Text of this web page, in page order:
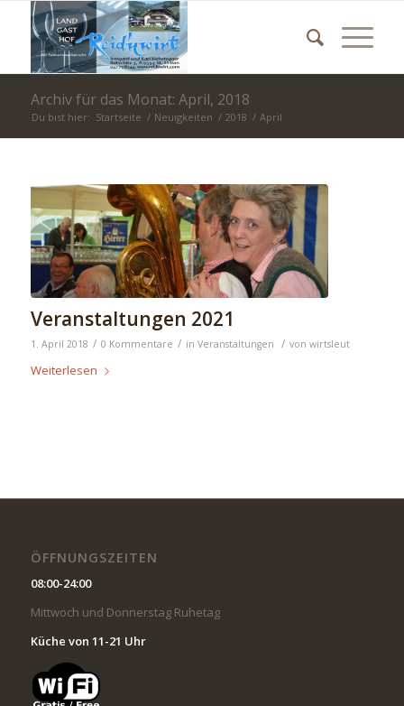
Archiv für das Monat: April, 2018
Du bist hier: Startseite / Neuigkeiten / 2018 / April
Veranstaltungen 2021
1. April 2018 / 0 Kommentare / in Veranstaltungen / von wirtsleut
Weiterlesen
ÖFFNUNGSZEITEN
08:00-24:00
Mittwoch und Donnerstag Ruhetag
Küche von 11-21 Uhr